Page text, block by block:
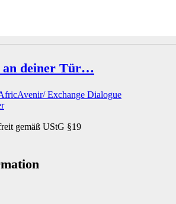
an deiner Tür…
Exchange Dialogue
gemäß UStG §19